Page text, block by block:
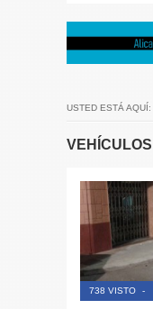
USTED ESTÁ AQUÍ:
VEHÍCULOS
738 VISTO -